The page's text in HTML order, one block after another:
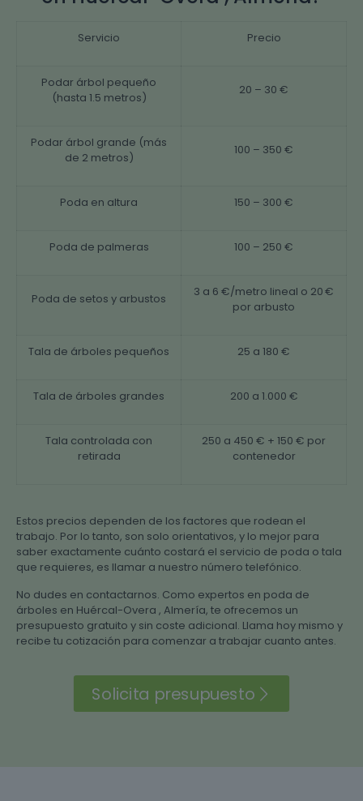
Servicio Precio
Podar árbol pequeño
(hasta 1.5 metros)
20 – 30 €
Podar árbol grande (más
de 2 metros)
100 – 350 €
Poda en altura 150 – 300 €
Poda de palmeras 100 – 250 €
Poda de setos y arbustos
3 a 6 €/metro lineal o 20 €
por arbusto
Tala de árboles pequeños 25 a 180 €
Tala de árboles grandes 200 a 1.000 €
Tala controlada con
retirada
250 a 450 € + 150 € por
contenedor
Estos precios dependen de los factores que rodean el
trabajo. Por lo tanto, son solo orientativos, y lo mejor para
saber exactamente cuánto costará el servicio de poda o tala
que requieres, es llamar a nuestro número telefónico.
No dudes en contactarnos. Como expertos en poda de
árboles en Huércal-Overa , Almería, te ofrecemos un
presupuesto gratuito y sin coste adicional. Llama hoy mismo y
recibe tu cotización para comenzar a trabajar cuanto antes.
Solicita presupuesto